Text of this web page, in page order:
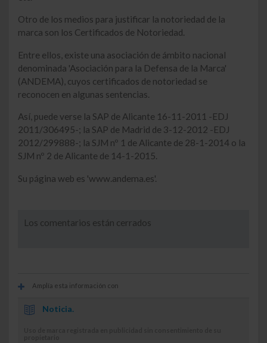
Otro de los medios para justificar la notoriedad de la
marca son los Certificados de Notoriedad.
Entre ellos, existe una asociación de ámbito nacional
denominada 'Asociación para la Defensa de la Marca'
(ANDEMA), cuyos certificados de notoriedad se
reconocen en algunas sentencias.
Así, puede verse la SAP de Alicante 16-11-2011 -EDJ
2011/306495-; la SAP de Madrid de 3-12-2012 -EDJ
2012/299888-; la SJM nº 1 de Alicante de 28-1-2014 o la
SJM nº 2 de Alicante de 14-1-2015.
Su página web es 'www.andema.es'.
Los comentarios están cerrados
Amplía esta información con
Noticia.